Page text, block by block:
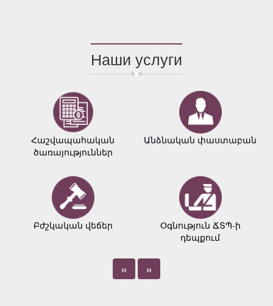
Наши услуги
Հաշվապահական
ծառայություններ
Բժշկական վեճեր
Անձնական փաստաբան
Օգնություն ՃՏՊ-ի
դեպքում
« »